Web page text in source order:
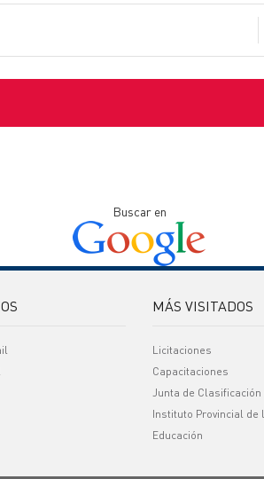
Buscar en
MÁS VISITADOS
Licitaciones
Capacitaciones
Junta de Clasificación
Instituto Provincial de
Educación